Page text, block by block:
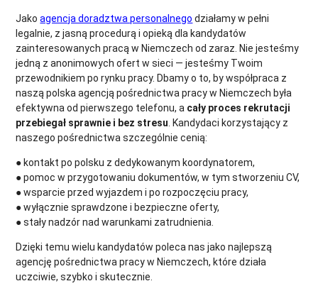
Jakoagencja doradztwa personalnego działamy w pełni
legalnie, z jasną procedurą i opieką dla kandydatów
zainteresowanych pracą w Niemczech od zaraz. Nie jesteśmy
jedną z anonimowych ofert w sieci — jesteśmy Twoim
przewodnikiem po rynku pracy. Dbamy o to, by współpraca z
naszą polska agencją pośrednictwa pracy w Niemczech była
efektywna od pierwszego telefonu, a cały proces rekrutacji
przebiegał sprawnie i bez stresu . Kandydaci korzystający z
naszego pośrednictwa szczególnie cenią:
● kontakt po polsku z dedykowanym koordynatorem,
● pomoc w przygotowaniu dokumentów, w tym stworzeniu CV,
● wsparcie przed wyjazdem i po rozpoczęciu pracy,
● wyłącznie sprawdzone i bezpieczne oferty,
● stały nadzór nad warunkami zatrudnienia.
Dzięki temu wielu kandydatów poleca nas jako najlepszą
agencję pośrednictwa pracy w Niemczech, które działa
uczciwie, szybko i skutecznie.